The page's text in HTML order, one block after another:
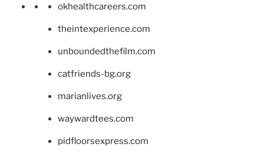
okhealthcareers.com
theintexperience.com
unboundedthefilm.com
catfriends-bg.org
marianlives.org
waywardtees.com
pidfloorsexpress.com